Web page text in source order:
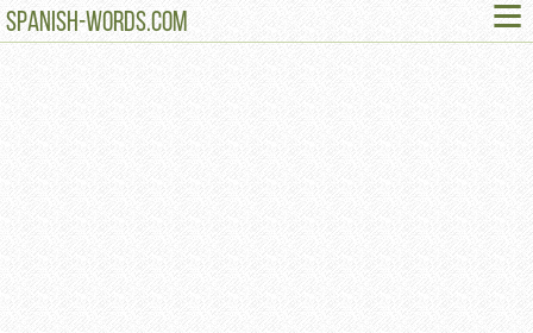
SPANISH-WORDS.COM ≡